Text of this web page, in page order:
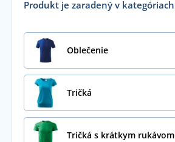
Produkt je zaradený v kategóriach
Oblečenie
Tričká
Tričká s krátkym rukávom